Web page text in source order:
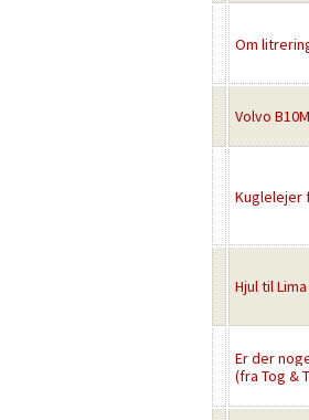
Om
Volvo
Kuglelejer
Hjul til Lima
Er der
(fra Tog &